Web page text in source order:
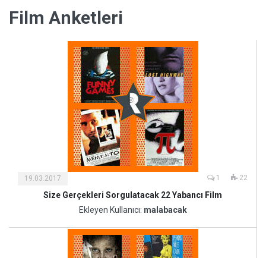
Film Anketleri
ve
19.03.2017 1 22
Size Gerçekleri Sorgulatacak 22 Yabancı Film
Ekleyen Kullanıcı: malabacak